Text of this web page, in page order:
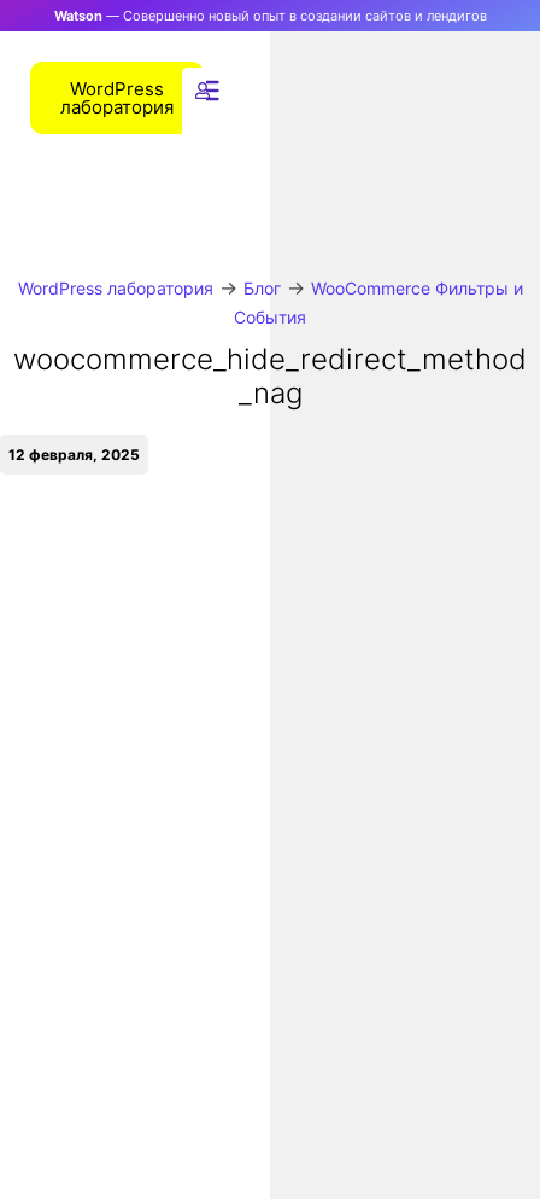
Watson— Совершенно новый опыт в создании сайтов и лендигов
WordPress
лаборатория
WordPress лаборатория → Блог→ WooCommerce Фильтры и
События
woocommerce_hide_redirect_method
_nag
12 февраля, 2025